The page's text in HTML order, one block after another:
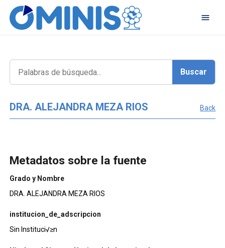
DRA. ALEJANDRA MEZA RIOS Back
Metadatos sobre la fuente
Grado y Nombre
DRA. ALEJANDRA MEZA RIOS
institucion_de_adscripcion
Sin Instituci√≥n